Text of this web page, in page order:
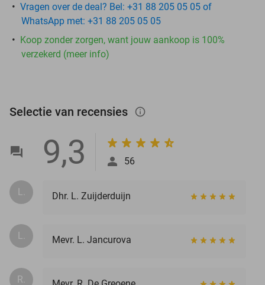
Vragen over de deal? Bel: +31 88 205 05 05 of
WhatsApp met: +31 88 205 05 05
Koop zonder zorgen, want jouw aankoop is 100%
verzekerd (meer info)
Selectie van recensies info_outlined
9,3 56
L. Dhr. L. Zuijderduijn
L. Mevr. L. Jancurova
R.